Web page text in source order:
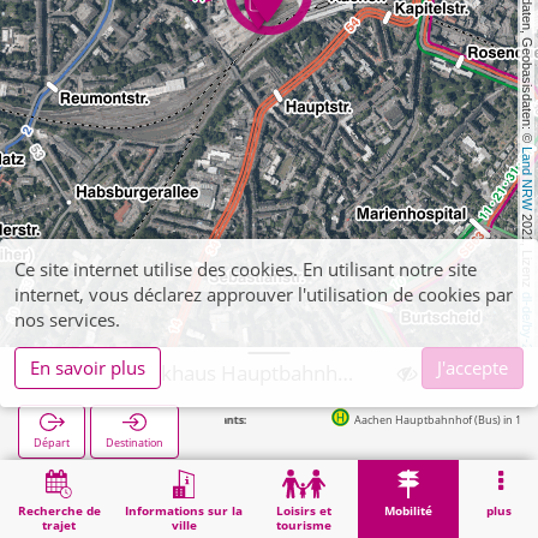
, Kartendaten, Geobasisdaten: ©
Land NRW
2021, Lizenz
dl-de/by-2-0
Recherche de
trajet
Informations sur la
ville
Loisirs et
tourisme
Mobilité plus
Départ Destination
Aachen Hauptbahnhof (Bus) in 120m
Démarrage APAG-Parkings Aachen, Parkhaus Hauptbahnhof (APAG)
Ce site internet utilise des cookies. En utilisant notre site
internet, vous déclarez approuver l'utilisation de cookies par
nos services.
En savoir plus
J'accepte